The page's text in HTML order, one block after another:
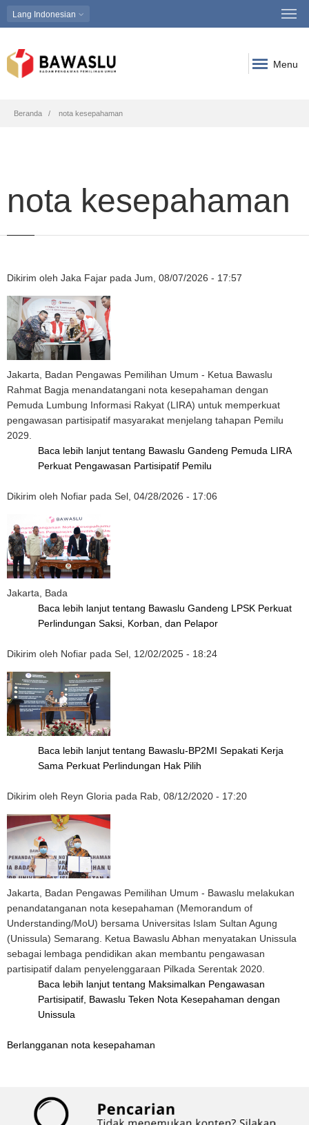
Lang Indonesian
Menu
Breadcrumb
Beranda nota kesepahaman
nota kesepahaman
Dikirim oleh Jaka Fajar pada Jum, 08/07/2026 - 17:57
Jakarta, Badan Pengawas Pemilihan Umum - Ketua Bawaslu
Rahmat Bagja menandatangani nota kesepahaman dengan
Pemuda Lumbung Informasi Rakyat (LIRA) untuk memperkuat
pengawasan partisipatif masyarakat menjelang tahapan Pemilu
2029.
Baca lebih lanjut tentang Bawaslu Gandeng Pemuda LIRA
Perkuat Pengawasan Partisipatif Pemilu
Dikirim oleh Nofiar pada Sel, 04/28/2026 - 17:06
Jakarta, Bada
Baca lebih lanjut tentang Bawaslu Gandeng LPSK Perkuat
Perlindungan Saksi, Korban, dan Pelapor
Dikirim oleh Nofiar pada Sel, 12/02/2025 - 18:24
Baca lebih lanjut tentang Bawaslu-BP2MI Sepakati Kerja
Sama Perkuat Perlindungan Hak Pilih
Dikirim oleh Reyn Gloria pada Rab, 08/12/2020 - 17:20
Jakarta, Badan Pengawas Pemilihan Umum - Bawaslu melakukan
penandatanganan nota kesepahaman (Memorandum of
Understanding/MoU) bersama Universitas Islam Sultan Agung
(Unissula) Semarang. Ketua Bawaslu Abhan menyatakan Unissula
sebagai lembaga pendidikan akan membantu pengawasan
partisipatif dalam penyelenggaraan Pilkada Serentak 2020.
Baca lebih lanjut tentang Maksimalkan Pengawasan
Partisipatif, Bawaslu Teken Nota Kesepahaman dengan
Unissula
Berlangganan nota kesepahaman